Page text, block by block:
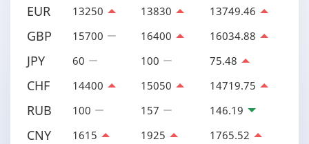
EUR 13250 13830 13749.46
GBP 15700 16400 16034.88
JPY 60 100 75.48
CHF 14400 15050 14719.75
RUB 100 157 146.19
CNY 1615 1925 1765.52